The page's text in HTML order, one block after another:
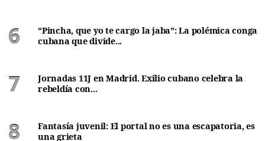
“Pincha, que yo te cargo la jaba”: La polémica conga
cubana que divide...
Jornadas 11J en Madrid. Exilio cubano celebra la
rebeldía con...
Fantasía juvenil: El portal no es una escapatoria, es
una grieta